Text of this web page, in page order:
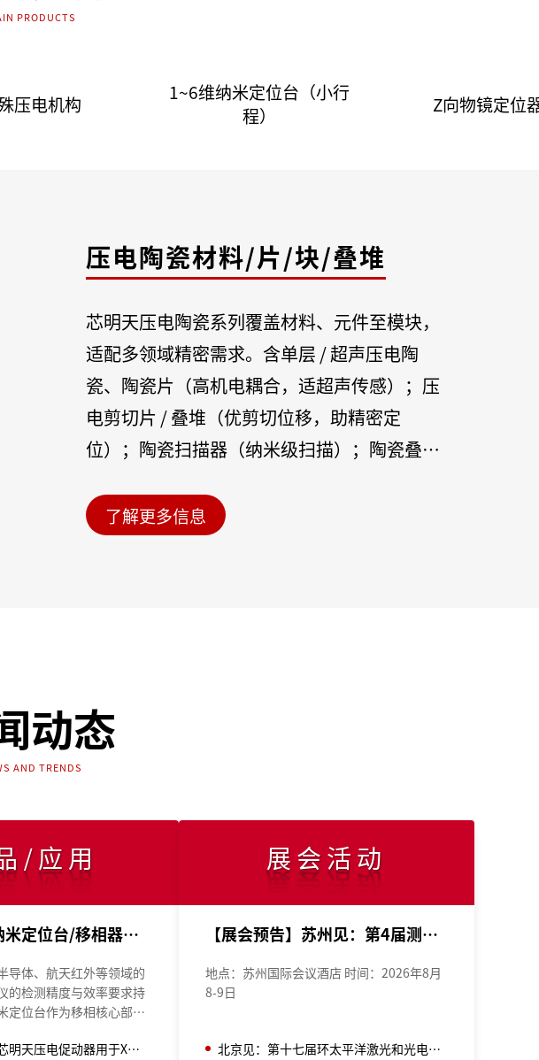
PRODUCTS
压电机构
1~6维纳米定位台（小行
程）
Z向物镜定位
压电陶瓷材料/片/块/叠堆
芯明天压电陶瓷系列覆盖材料、元件至模块，
适配多领域精密需求。含单层 / 超声压电陶
瓷、陶瓷片（高机电耦合，适超声传感）；压
电剪切片 / 叠堆（优剪切位移，助精密定
位）；陶瓷扫描器（纳米级扫描）；陶瓷叠堆
易曲面安装）；能量捕获模块（收振动能，供
了解更多信息
动态
AND TRENDS
/应用
芯明天压电纳米定位台/移相器应用于高精度干涉仪
导体、航天红外等领域的
的检测精度与效率要求持
定位台作为移相核心部件
相器凭借成熟的技术方案
【产品应用】芯明天压电促动器用于X射线衍射仪
展会活动
【展会预告】苏州见：第4届测量仪器国际会议暨第14届精密工程测量与仪器国际会议 IFMI & ISPEMI 2026
地点：苏州国际会议酒店 时间：2026年8月
8-9日
北京见：第十七届环太平洋激光和光电子会议